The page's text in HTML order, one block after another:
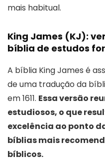
mais habitual.
King James (KJ):
bíblia de estudos
A bíblia King James é
de uma tradução da
em 1611. Essa versão
estudiosos, o que
excelência ao ponto
bíblias mais
bíblicos.